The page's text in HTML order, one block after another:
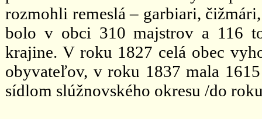
rozmohli remeslá – garbiari,
bolo v obci 310 majstrov a 116
krajine. V roku 1827 celá obec
obyvateľov, v roku 1837 mala
sídlom slúžnovského okresu /do